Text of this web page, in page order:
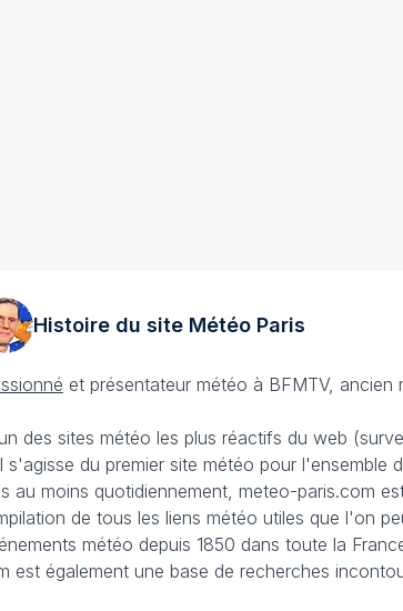
Histoire du site MétéoParis
et présentateur météo à BFMTV,
des sites météo les plus réactifs du web
du premier site météo pour l'ensemble
au moins quotidiennement, meteo-paris.com
de tous les liens météo utiles que l'on
météo depuis 1850 dans toute la
est également une base de recherches